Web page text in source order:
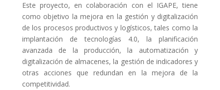
Este proyecto, en colaboración con el IGAPE, tiene
como objetivo la mejora en la gestión y digitalización
de los procesos productivos y logísticos, tales como la
implantación de tecnologías 4.0, la planificación
avanzada de la producción, la automatización y
digitalización de almacenes, la gestión de indicadores y
otras acciones que redundan en la mejora de la
competitividad.